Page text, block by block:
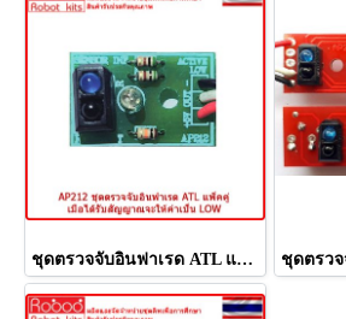
ชุดตรวจจับอินฟาเรด ATL แพ็คคู่